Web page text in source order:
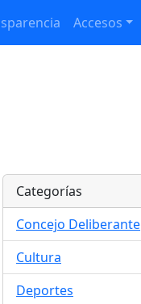
Accesos
Categorías
Concejo Deliberante
Cultura
Deportes